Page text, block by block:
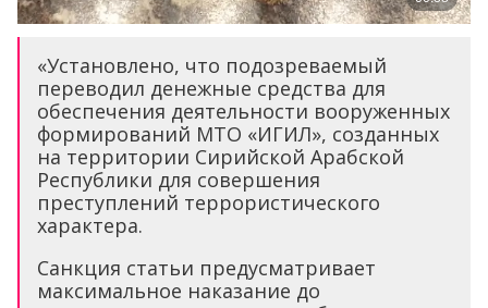
«Установлено, что подозреваемый
переводил денежные средства для
обеспечения деятельности вооруженных
формирований МТО «ИГИЛ», созданных
на территории Сирийской Арабской
Республики для совершения
преступлений террористического
характера.
Санкция статьи предусматривает
максимальное наказание до